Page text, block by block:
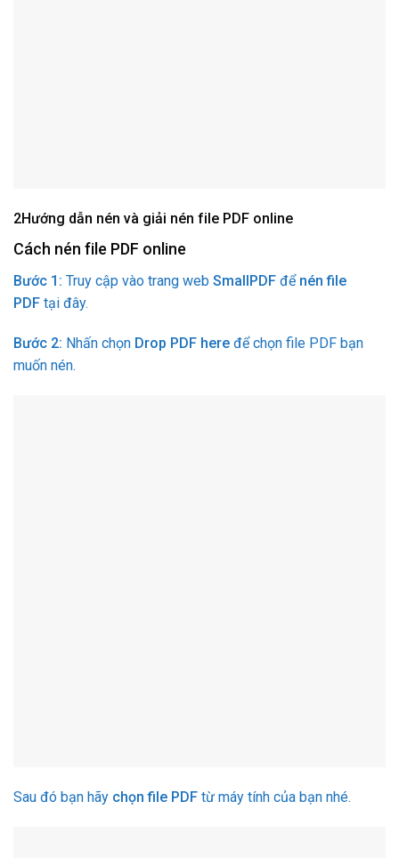
2Hướng dẫn nén và giải nén file PDF online
Cách nén file PDF online
Bước 1: Truy cập vào trang web SmallPDF để nén file
PDF tại đây.
Bước 2: Nhấn chọn Drop PDF here để chọn file PDF bạn
muốn nén.
Sau đó bạn hãy chọn file PDF từ máy tính của bạn nhé.